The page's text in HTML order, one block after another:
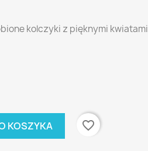
kolczyki z pięknymi kwiatami
KOSZYKA favorite_border